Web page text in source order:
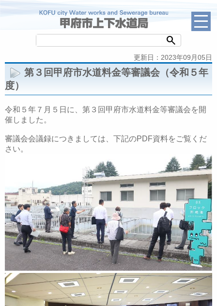
search
更新日：2023年09月05日
第３回甲府市水道料金等審議会（令和５年
度）
令和５年７月５日に、第３回甲府市水道料金等審議会を開
催しました。
審議会会議録につきましては、下記のPDF資料をご覧くだ
さい。